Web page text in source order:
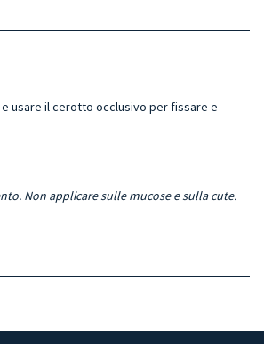
usare il cerotto occlusivo per fissare e
Non applicare sulle mucose e sulla cute.